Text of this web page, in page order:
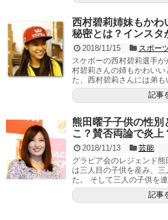
西村碧莉姉妹もかわ
秘密とは？インスタ
2018/11/15
スポー
スケボーの西村碧莉選手
村碧莉さんの姉もかわい
た、西村碧莉さんには弟も
記事
熊田曜子子供の性別
こ？賛否両論で炎上
2018/11/13
芸能
グラビア会のレジェンド
は三人目の子供を産み、
た。 そして三人の子供を連
記事